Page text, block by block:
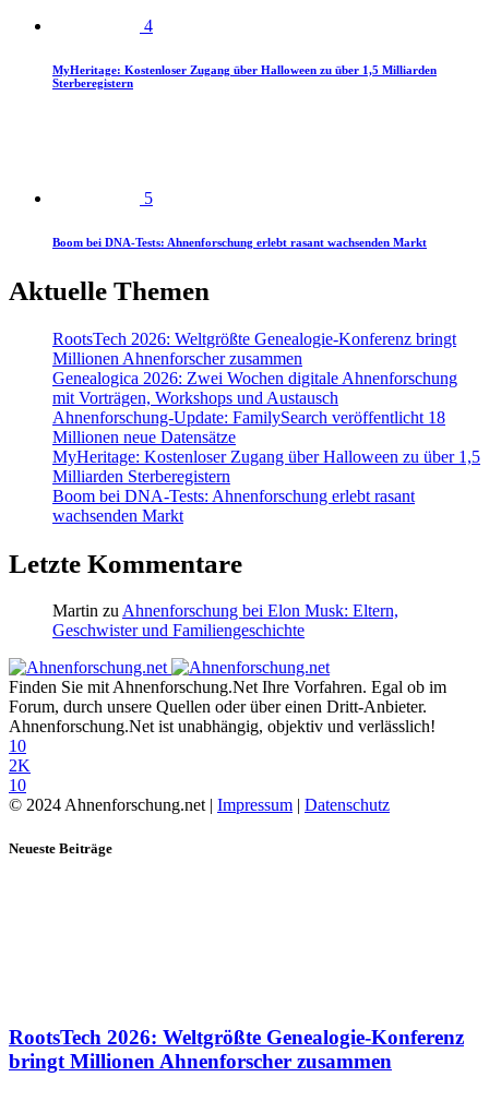
4
MyHeritage: Kostenloser Zugang über Halloween zu über 1,5 Milliarden
Sterberegistern
5
Boom bei DNA-Tests: Ahnenforschung erlebt rasant wachsenden Markt
Aktuelle Themen
RootsTech 2026: Weltgrößte Genealogie-Konferenz bringt
Millionen Ahnenforscher zusammen
Genealogica 2026: Zwei Wochen digitale Ahnenforschung
mit Vorträgen, Workshops und Austausch
Ahnenforschung-Update: FamilySearch veröffentlicht 18
Millionen neue Datensätze
MyHeritage: Kostenloser Zugang über Halloween zu über 1,5
Milliarden Sterberegistern
Boom bei DNA-Tests: Ahnenforschung erlebt rasant
wachsenden Markt
Letzte Kommentare
Martin zu Ahnenforschung bei Elon Musk: Eltern,
Geschwister und Familiengeschichte
Finden Sie mit Ahnenforschung.Net Ihre Vorfahren. Egal ob im
Forum, durch unsere Quellen oder über einen Dritt-Anbieter.
Ahnenforschung.Net ist unabhängig, objektiv und verlässlich!
10
2K
10
© 2024 Ahnenforschung.net | Impressum | Datenschutz
Neueste Beiträge
RootsTech 2026: Weltgrößte Genealogie-Konferenz
bringt Millionen Ahnenforscher zusammen